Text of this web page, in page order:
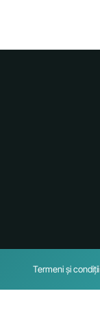
Termeni și condiții